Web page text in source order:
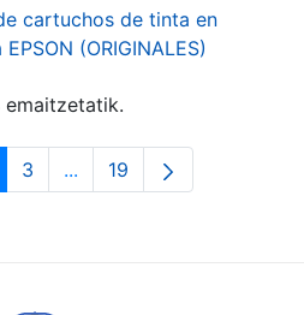
cartuchos de tinta en
(ORIGINALES)
emaitzetatik.
Orrialdea
3 ...Intermediate Pages Use
Orrialdea
19